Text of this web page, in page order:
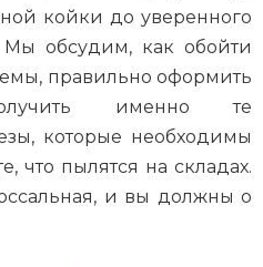
койки до уверенного
Мы обсудим, как обойти
правильно оформить
именно те
которые необходимы
что пылятся на складах.
и вы должны о